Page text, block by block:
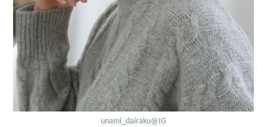
unami_dairaku@IG